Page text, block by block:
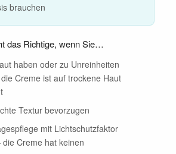
brauchen
das Richtige, wenn Sie…
haben oder zu Unreinheiten
Creme ist auf trockene Haut
Textur bevorzugen
mit Lichtschutzfaktor
die Creme hat keinen